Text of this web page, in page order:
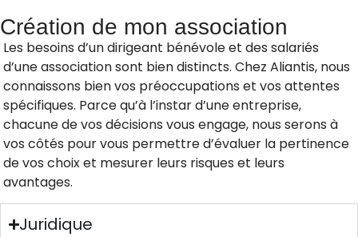
Création de mon association
Les besoins d’un dirigeant bénévole et des salariés
d’une association sont bien distincts. Chez Aliantis, nous
connaissons bien vos préoccupations et vos attentes
spécifiques. Parce qu’à l’instar d’une entreprise,
chacune de vos décisions vous engage, nous serons à
vos côtés pour vous permettre d’évaluer la pertinence
de vos choix et mesurer leurs risques et leurs
avantages.
Juridique